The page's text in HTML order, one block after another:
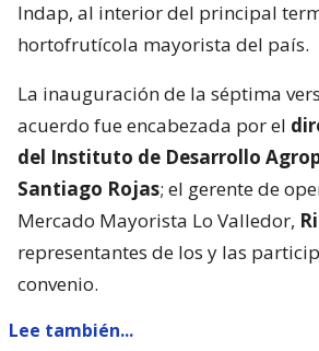
Indap, al interior del principal
hortofrutícola mayorista del país.
La inauguración de la séptima
acuerdo fue encabezada por el
del Instituto de Desarrollo
Santiago Rojas; el gerente de
Mercado Mayorista Lo Valledor,
representantes de los y las
convenio.
Lee también...